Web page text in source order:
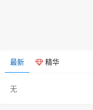
最新 精华
无